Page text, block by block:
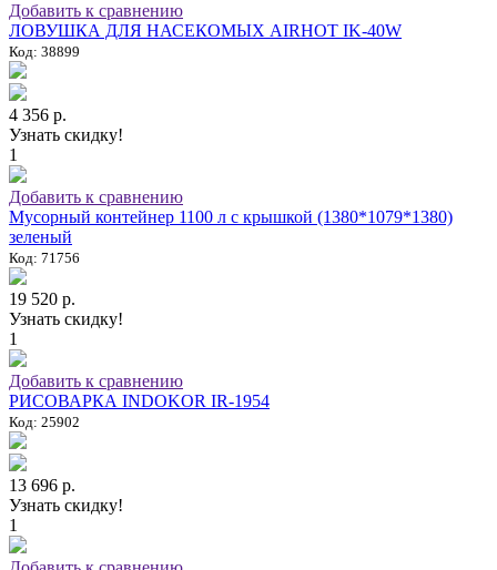
Добавить к сравнению
ЛОВУШКА ДЛЯ НАСЕКОМЫХ AIRHOT IK-40W
Код: 38899
4 356 р.
Узнать скидку!
1
Добавить к сравнению
Мусорный контейнер 1100 л с крышкой (1380*1079*1380)
зеленый
Код: 71756
19 520 р.
Узнать скидку!
1
Добавить к сравнению
РИСОВАРКА INDOKOR IR-1954
Код: 25902
13 696 р.
Узнать скидку!
1